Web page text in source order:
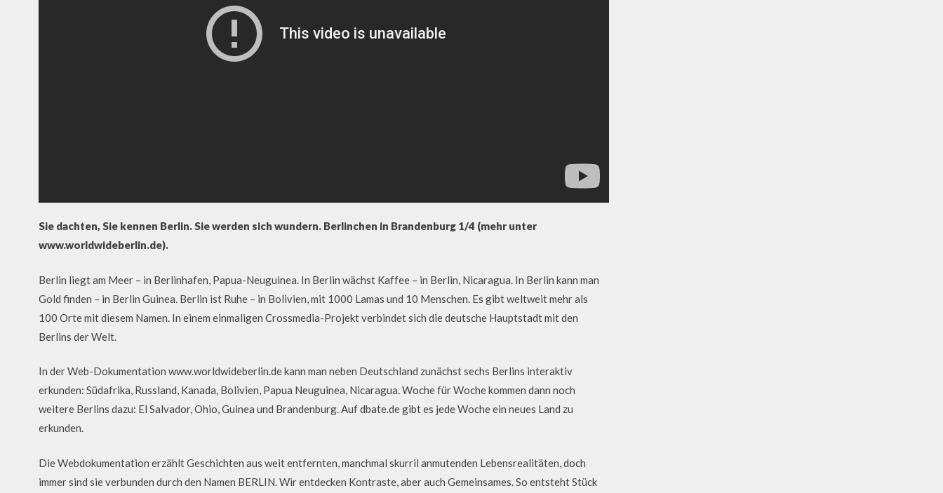
Sie dachten, Sie kennen Berlin. Sie werden sich wundern. Berlinchen in Brandenburg 1/4 (mehr unter
www.worldwideberlin.de).
Berlin liegt am Meer – in Berlinhafen, Papua-Neuguinea. In Berlin wächst Kaffee – in Berlin, Nicaragua. In Berlin kann man
Gold finden – in Berlin Guinea. Berlin ist Ruhe – in Bolivien, mit 1000 Lamas und 10 Menschen. Es gibt weltweit mehr als
100 Orte mit diesem Namen. In einem einmaligen Crossmedia-Projekt verbindet sich die deutsche Hauptstadt mit den
Berlins der Welt.
In der Web-Dokumentation www.worldwideberlin.de kann man neben Deutschland zunächst sechs Berlins interaktiv
erkunden: Südafrika, Russland, Kanada, Bolivien, Papua Neuguinea, Nicaragua. Woche für Woche kommen dann noch
weitere Berlins dazu: El Salvador, Ohio, Guinea und Brandenburg. Auf dbate.de gibt es jede Woche ein neues Land zu
erkunden.
Die Webdokumentation erzählt Geschichten aus weit entfernten, manchmal skurril anmutenden Lebensrealitäten, doch
immer sind sie verbunden durch den Namen BERLIN. Wir entdecken Kontraste, aber auch Gemeinsames. So entsteht Stück